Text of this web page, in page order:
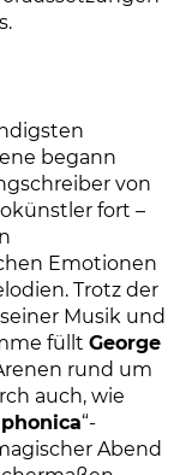
begann
von
fort –
Emotionen
Trotz der
Musik und
fülltGeorge
rund um
auch, wie
“-
Abend